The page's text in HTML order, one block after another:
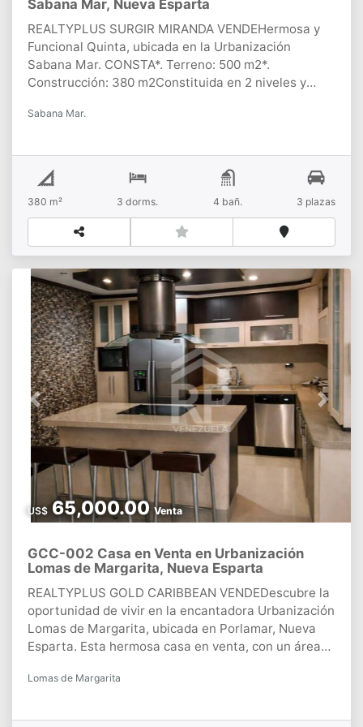
de vale parking, Excelente ubicación, muy céntrico y
de fácil acceso.CONTACTANOS PARA MÁS
INFORMACIÓN!!
Sabana Mar, Nueva Esparta
REALTYPLUS SURGIR MIRANDA VENDEHermosa y
Funcional Quinta, ubicada en la Urbanización
Sabana Mar. CONSTA*. Terreno: 500 m2*.
Construcción: 380 m2Constituida en 2 niveles y
habitaciones*. 4 Baños*. 3 Puestos de
TerrazaPLUS*. Piscina y jacuzzi*. Jardín y caney *.
Tanques de agua*. Cámaras de seguridad*. Cerco
eléctrico*. Cuarto de Bombas*.
Deposito CONTACTANOS!!!!
Sabana Mar.
380 m² 3dorms. 4 bañ. 3 plazas
Previous Next
GCC-002 Casa en Venta en Urbanización
Lomas de Margarita, Nueva Esparta
REALTYPLUS GOLD CARIBBEAN VENDEDescubre la
oportunidad de vivir en la encantadora Urbanización
Lomas de Margarita, ubicada en Porlamar, Nueva
Esparta. Esta hermosa casa en venta, con un área
para quienes buscan comodidad y estilo. Con un
cuenta con 2 acogedoras habitaciones y 3 baños,
US$65,000.00Venta
Lomas de Margarita